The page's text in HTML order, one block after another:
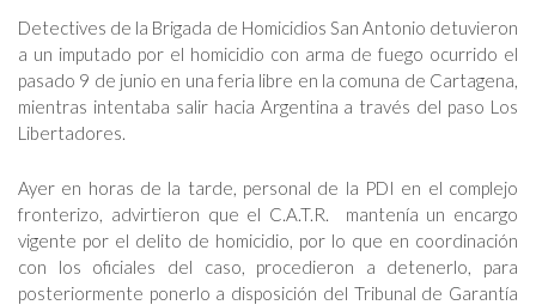
Detectives de la Brigada de Homicidios San Antonio detuvieron
a un imputado por el homicidio con arma de fuego ocurrido el
pasado 9 de junio en una feria libre en la comuna de Cartagena,
mientras intentaba salir hacia Argentina a través del paso Los
Libertadores.
Ayer en horas de la tarde, personal de la PDI en el complejo
fronterizo, advirtieron que el C.A.T.R. mantenía un encargo
vigente por el delito de homicidio, por lo que en coordinación
con los oficiales del caso, procedieron a detenerlo, para
posteriormente ponerlo a disposición del Tribunal de Garantía